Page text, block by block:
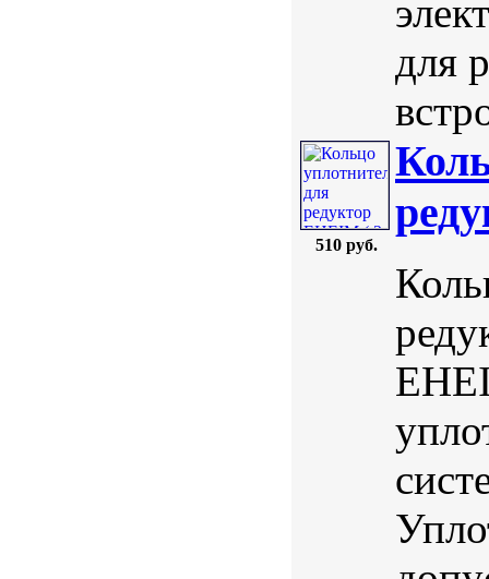
для
510 руб.